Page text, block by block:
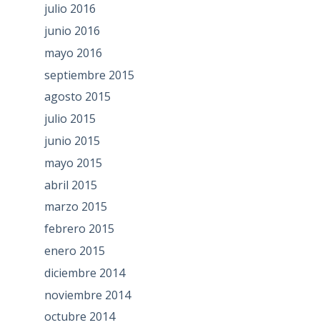
julio 2016
junio 2016
mayo 2016
septiembre 2015
agosto 2015
julio 2015
junio 2015
mayo 2015
abril 2015
marzo 2015
febrero 2015
enero 2015
diciembre 2014
noviembre 2014
octubre 2014